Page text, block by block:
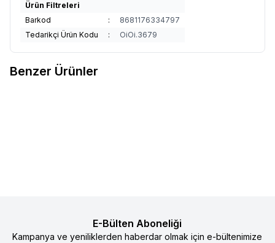
Ürün Filtreleri
Barkod
:
8681176334797
Tedarikçi Ürün Kodu
: OiOi.3679
Benzer Ürünler
E-Bülten Aboneliği
Kampanya ve yeniliklerden haberdar olmak için e-bültenimize